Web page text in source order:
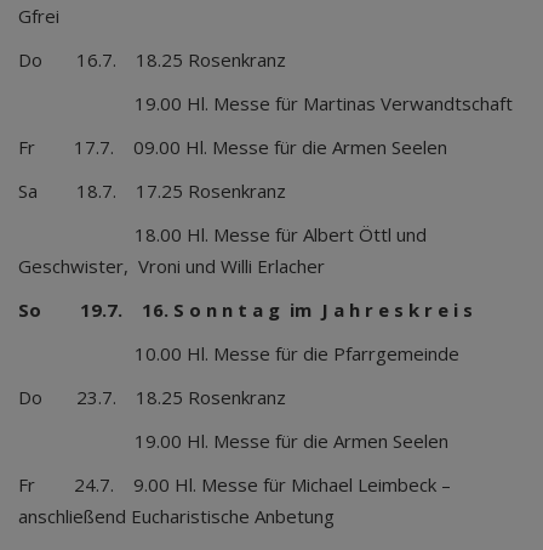
Gfrei
Do 16.7. 18.25 Rosenkranz
19.00 Hl. Messe für Martinas Verwandtschaft
Fr 17.7. 09.00 Hl. Messe für die Armen Seelen
Sa 18.7. 17.25 Rosenkranz
18.00 Hl. Messe für Albert Öttl und
Geschwister, Vroni und Willi Erlacher
So 19.7. 16. S o n n t a g im J a h r e s k r e i s
10.00 Hl. Messe für die Pfarrgemeinde
Do 23.7. 18.25 Rosenkranz
19.00 Hl. Messe für die Armen Seelen
Fr 24.7. 9.00 Hl. Messe für Michael Leimbeck –
anschließend Eucharistische Anbetung